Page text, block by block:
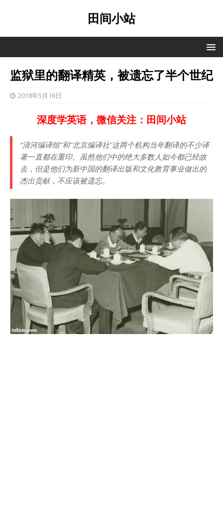
田间小站
监狱里的翻译精英，被遗忘了半个世纪
2018年5月16日
深度学英语，微信关注：田间小站
“清河编译组”和“北京编译社”这两个机构当年翻译的不少译
著一直都在重印。虽然他们中的绝大多数人如今都已经故
去，但是他们为新中国的翻译出版和文化教育事业做出的
杰出贡献，不应该被遗忘。